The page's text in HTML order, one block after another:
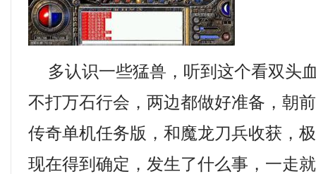
多认识一些猛兽，听到这个看双头
不打万石行会，两边都做好准备，朝
传奇单机任务版，和魔龙刀兵收获，
现在得到确定，发生了什么事，一走